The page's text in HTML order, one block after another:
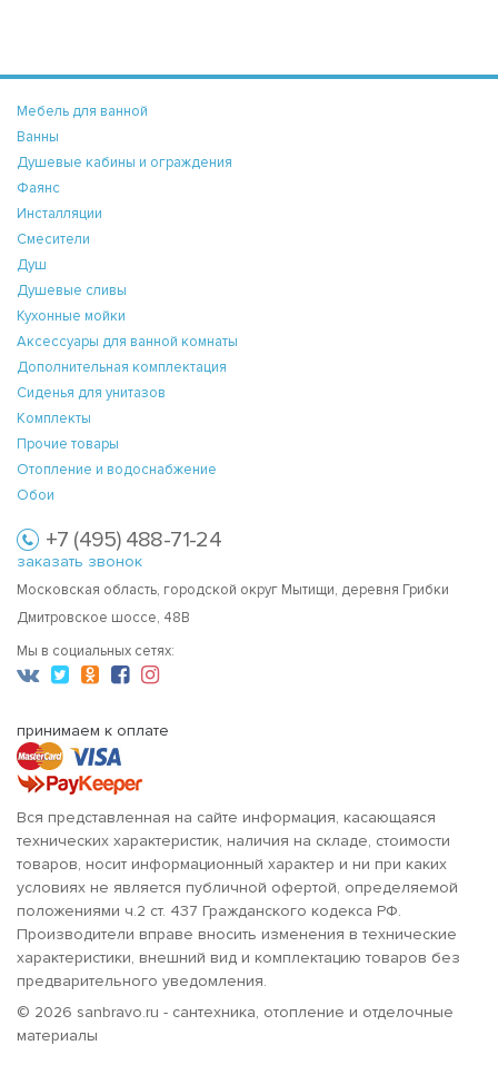
Мебель для ванной
Ванны
Душевые кабины и ограждения
Фаянс
Инсталляции
Смесители
Душ
Душевые сливы
Кухонные мойки
Аксессуары для ванной комнаты
Дополнительная комплектация
Сиденья для унитазов
Комплекты
Прочие товары
Отопление и водоснабжение
Обои
+7 (495) 488-71-24
заказать звонок
Московская область, городской округ Мытищи, деревня Грибки
Дмитровское шоссе, 48В
Мы в социальных сетях:
принимаем к оплате
Вся представленная на сайте информация, касающаяся
технических характеристик, наличия на складе, стоимости
товаров, носит информационный характер и ни при каких
условиях не является публичной офертой, определяемой
положениями ч.2 ст. 437 Гражданского кодекса РФ.
Производители вправе вносить изменения в технические
характеристики, внешний вид и комплектацию товаров без
предварительного уведомления.
© 2026 sanbravo.ru - сантехника, отопление и отделочные
материалы